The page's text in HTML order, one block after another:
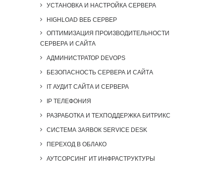
УСТАНОВКА И НАСТРОЙКА СЕРВЕРА
HIGHLOAD ВЕБ СЕРВЕР
ОПТИМИЗАЦИЯ ПРОИЗВОДИТЕЛЬНОСТИ
СЕРВЕРА И САЙТА
АДМИНИСТРАТОР DEVOPS
БЕЗОПАСНОСТЬ СЕРВЕРА И САЙТА
IT АУДИТ САЙТА И СЕРВЕРА
IP ТЕЛЕФОНИЯ
РАЗРАБОТКА И ТЕХПОДДЕРЖКА БИТРИКС
СИСТЕМА ЗАЯВОК SERVICE DESK
ПЕРЕХОД В ОБЛАКО
АУТСОРСИНГ ИТ ИНФРАСТРУКТУРЫ